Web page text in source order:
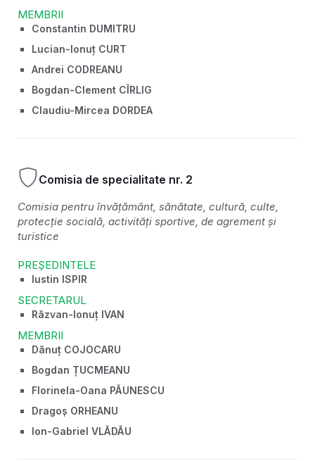
MEMBRII
Constantin DUMITRU
Lucian-Ionuț CURT
Andrei CODREANU
Bogdan-Clement CÎRLIG
Claudiu-Mircea DORDEA
Comisia de specialitate nr. 2
Comisia pentru învățământ, sănătate, cultură, culte,
protecție socială, activități sportive, de agrement și
turistice
PREȘEDINTELE
Iustin ISPIR
SECRETARUL
Răzvan-Ionuț IVAN
MEMBRII
Dănuț COJOCARU
Bogdan ȚUCMEANU
Florinela-Oana PĂUNESCU
Dragoș ORHEANU
Ion-Gabriel VLĂDĂU